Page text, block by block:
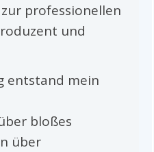
professionellen
und
entstand mein
bloßes
über